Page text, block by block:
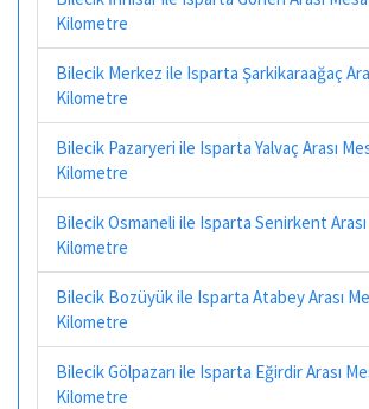
Kilometre
Bilecik Merkez ile Isparta Şarkikaraağaç
Kilometre
Bilecik Pazaryeri ile Isparta Yalvaç Arası
Kilometre
Bilecik Osmaneli ile Isparta Senirkent
Kilometre
Bilecik Bozüyük ile Isparta Atabey Arası
Kilometre
Bilecik Gölpazarı ile Isparta Eğirdir Arası
Kilometre